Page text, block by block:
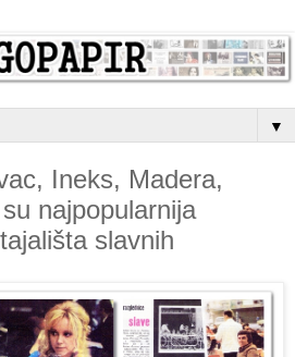
▼
Ineks, Madera,
najpopularnija
slavnih